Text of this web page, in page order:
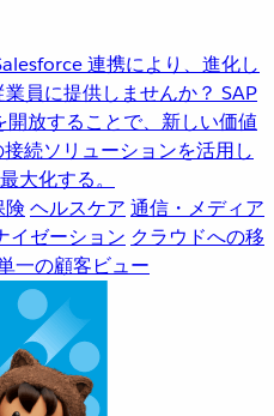
連携により、進化し
員に提供しませんか？ SAP
放することで、新しい価値
接続ソリューションを活用し
大化する。
険 ヘルスケア 通信・メディア
イゼーション クラウドへの移
一の顧客ビュー